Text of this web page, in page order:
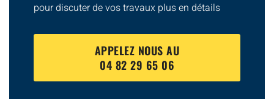
pour discuter de vos travaux plus en détails
APPELEZ NOUS AU
04 82 29 65 06